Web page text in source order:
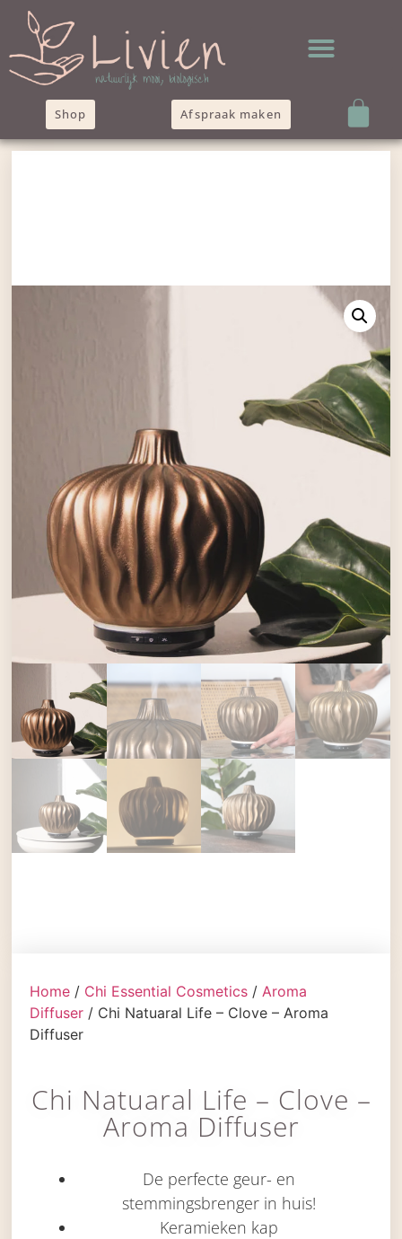
Shop Afspraak maken
Home / Chi Essential Cosmetics / Aroma
Diffuser / Chi Natuaral Life – Clove – Aroma
Diffuser
Chi Natuaral Life – Clove –
Aroma Diffuser
De perfecte geur- en
stemmingsbrenger in huis!
Keramieken kap